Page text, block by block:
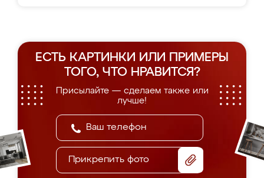
ЕСТЬ КАРТИНКИ ИЛИ ПРИМЕРЫ
ТОГО, ЧТО НРАВИТСЯ?
Присылайте — сделаем также или
лучше!
Прикрепить фото